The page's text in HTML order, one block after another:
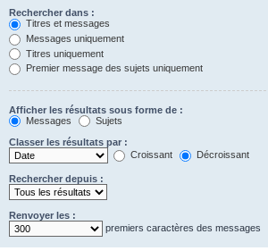
Rechercher dans :
Titres et messages
Messages uniquement
Titres uniquement
Premier message des sujets uniquement
Afficher les résultats sous forme de :
Messages
Sujets
Classer les résultats par :
Croissant
Décroissant
Rechercher depuis :
Renvoyer les :
premiers caractères des messages